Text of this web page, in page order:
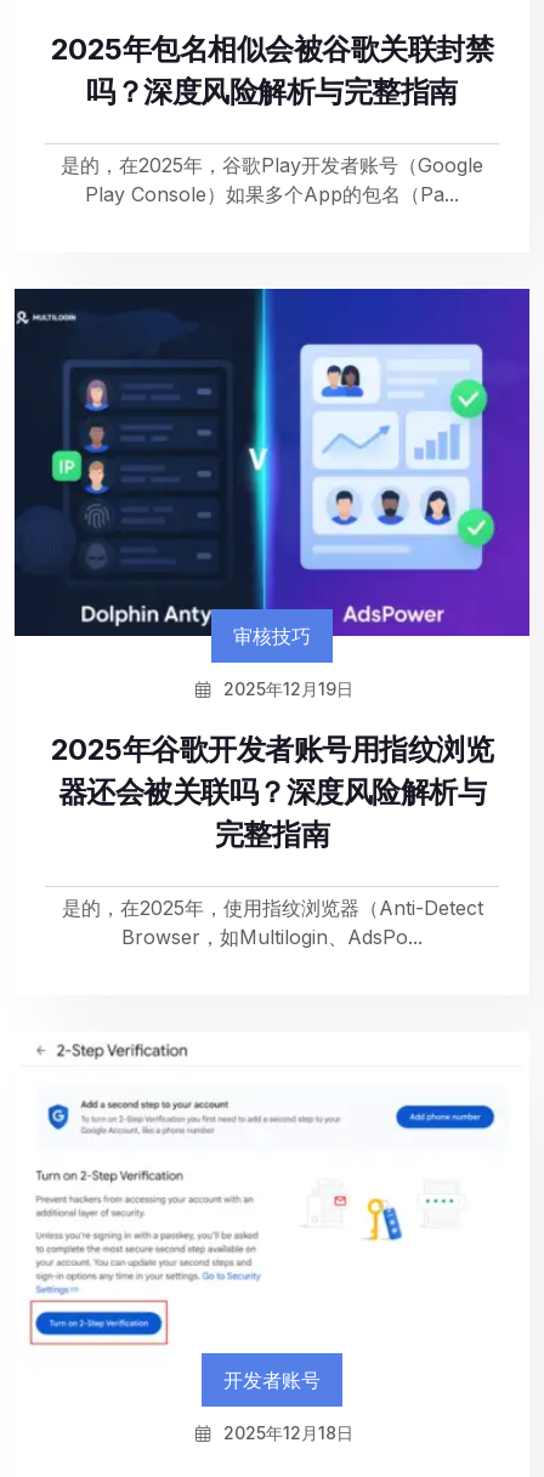
2025年包名相似会被谷歌关联封禁
吗？深度风险解析与完整指南
是的，在2025年，谷歌Play开发者账号（Google
Play Console）如果多个App的包名（Pa...
审核技巧
2025年12月19日
2025年谷歌开发者账号用指纹浏览
器还会被关联吗？深度风险解析与
完整指南
是的，在2025年，使用指纹浏览器（Anti-Detect
Browser，如Multilogin、AdsPo...
开发者账号
2025年12月18日